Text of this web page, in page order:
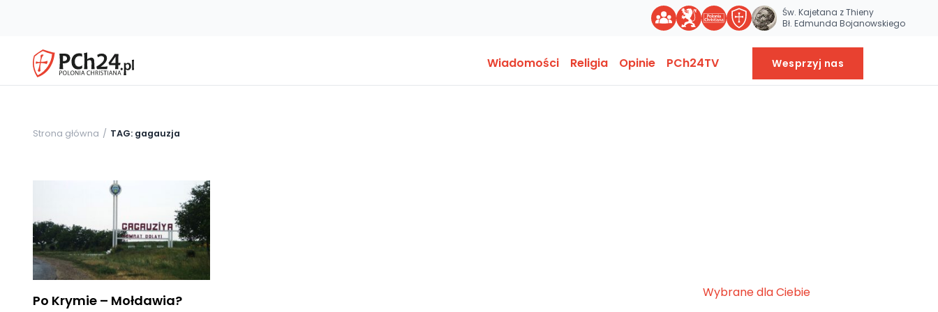
Św. Kajetana z Thieny
Bł. Edmunda Bojanowskiego
Wiadomości Religia Opinie PCh24TV Wesprzyj nas
Strona główna TAG: gagauzja
Po Krymie – Mołdawia?
Wybrane dla Ciebie